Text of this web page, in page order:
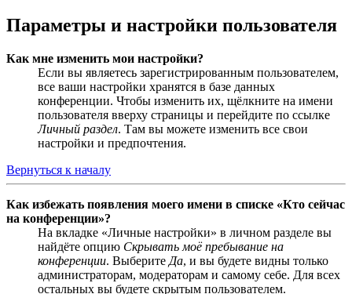
Параметры и настройки пользователя
Как мне изменить мои настройки?
Если вы являетесь зарегистрированным пользователем,
все ваши настройки хранятся в базе данных
конференции. Чтобы изменить их, щёлкните на имени
пользователя вверху страницы и перейдите по ссылке
Личный раздел. Там вы можете изменить все свои
настройки и предпочтения.
Вернуться к началу
Как избежать появления моего имени в списке «Кто сейчас
на конференции»?
На вкладке «Личные настройки» в личном разделе вы
найдёте опцию Скрывать моё пребывание на
конференции. Выберите Да, и вы будете видны только
администраторам, модераторам и самому себе. Для всех
остальных вы будете скрытым пользователем.